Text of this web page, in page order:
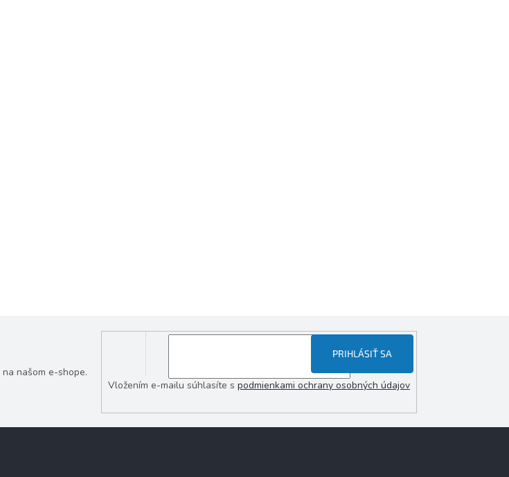
našom e-shope.
Vložením e-mailu súhlasíte s podmienkami ochrany osobných údajov
PRIHLÁSIŤ SA